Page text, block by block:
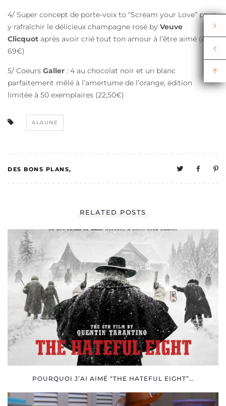
4/ Super concept de porte-voix to “Scream your Love” pour
y rafraîchir le délicieux champagne rosé by Veuve
Clicquot après avoir crié tout ton amour à l’être aimé (àpd
69€)
5/ Coeurs Galler : 4 au chocolat noir et un blanc
parfaitement mêlé à l’amertume de l’orange, édition
limitée à 50 exemplaires (22,50€)
ALAUNE
DES BONS PLANS
SOCIALE
RELATED POSTS
POURQUOI J’AI AIMÉ “THE HATEFUL EIGHT”…